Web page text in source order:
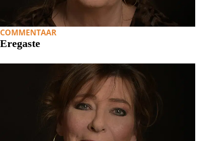
COMMENTAAR
Eregaste